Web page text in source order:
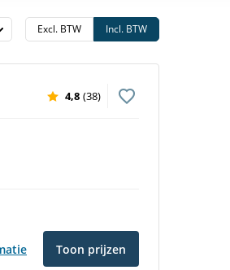
Excl. BTW Incl. BTW
4,8 (38)
Toon prijzen